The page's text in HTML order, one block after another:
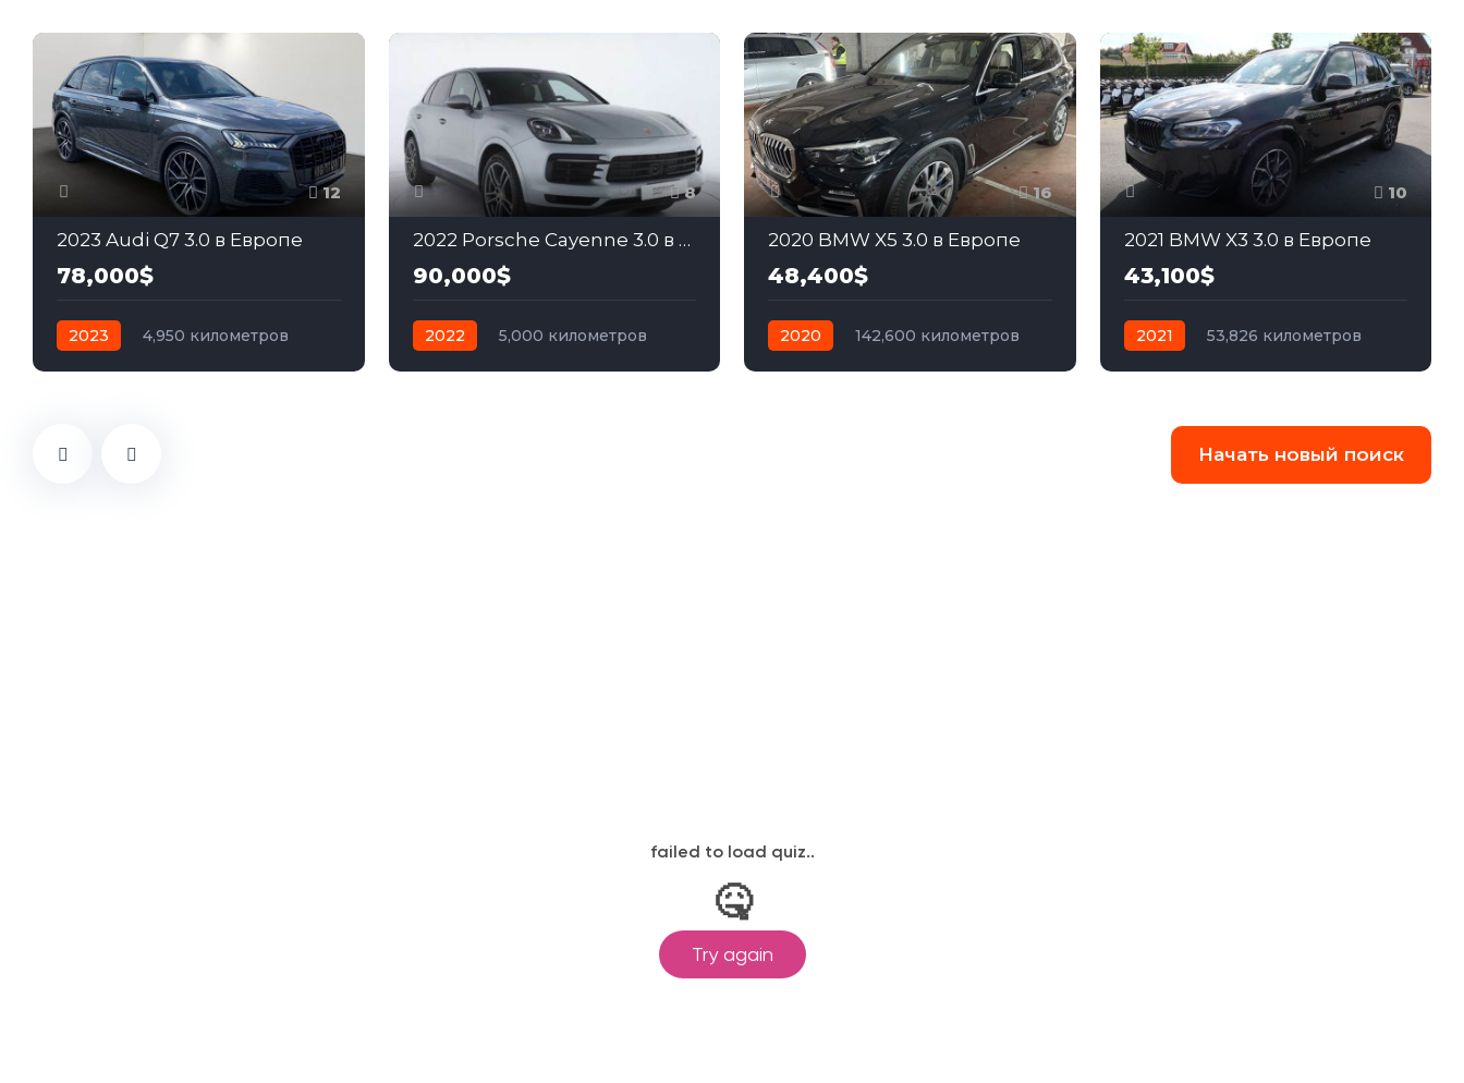
12
2023 Audi Q7 3.0 в Европе
78,000$
2023
4,950 километров
8
2022 Porsche Cayenne 3.0 в Европе
90,000$
2022
5,000 километров
16
2020 BMW X5 3.0 в Европе
48,400$
2020
142,600 километров
10
2021 BMW X3 3.0 в Европе
43,100$
2021
53,826 километров
Начать новый поиск